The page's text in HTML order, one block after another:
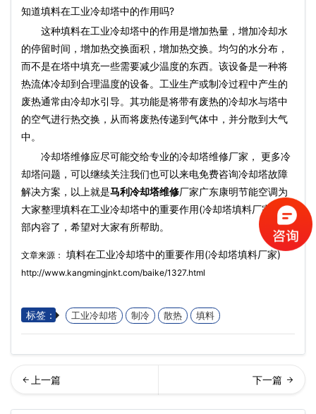
知道填料在工业冷却塔中的作用吗?
这种填料在工业冷却塔中的作用是增加热量，增加冷却水
的停留时间，增加热交换面积，增加热交换。均匀的水分布，
而不是在塔中填充一些需要减少温度的东西。该设备是一种将
热流体冷却到合理温度的设备。工业生产或制冷过程中产生的
废热通常由冷却水引导。其功能是将带有废热的冷却水与塔中
的空气进行热交换，从而将废热传递到气体中，并分散到大气
中。
冷却塔维修应尽可能交给专业的冷却塔维修厂家， 更多冷
却塔问题，可以继续关注我们也可以来电免费咨询冷却塔故障
解决方案，以上就是马利冷却塔维修厂家广东康明节能空调为
大家整理填料在工业冷却塔中的重要作用(冷却塔填料厂家)的全
部内容了，希望对大家有所帮助。
文章来源： 填料在工业冷却塔中的重要作用(冷却塔填料厂家)
http://www.kangmingjnkt.com/baike/1327.html
标签： 工业冷却塔 制冷 散热 填料
却塔漏风包括哪些及主要影 业冷却塔烟气排放的方法(冷